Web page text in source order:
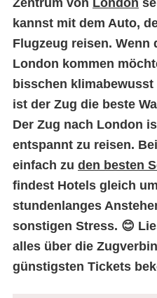
Zentrum von London
kannst mit dem Auto,
Flugzeug reisen.
London kommen
bisschen
ist der Zug die beste
Der Zug nach London
entspannt zu reisen.
einfach zu den besten
findest Hotels gleich
stundenlanges
sonstigen Stress. 😊
alles über die
günstigsten Tickets